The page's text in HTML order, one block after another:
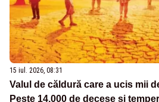
15 iul. 2026, 08:31
Valul de căldură care a ucis mii
Peste 14.000 de decese și